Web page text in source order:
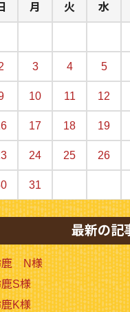
月 火 水
3 4 5
10 11 12
17 18 19
24 25 26
31
最新の記
鹿 N様
鹿S様
鹿K様